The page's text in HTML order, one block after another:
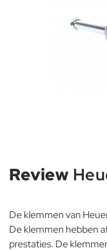
Review
De klemmen van
De klemmen hebben
prestaties. De